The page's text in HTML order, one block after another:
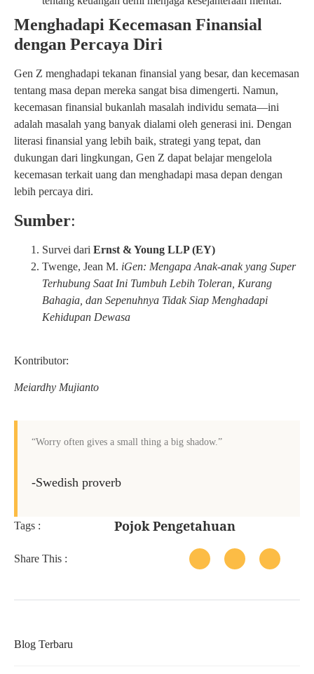
Menghadapi Kecemasan Finansial
dengan Percaya Diri
Gen Z menghadapi tekanan finansial yang besar, dan kecemasan
tentang masa depan mereka sangat bisa dimengerti. Namun,
kecemasan finansial bukanlah masalah individu semata—ini
adalah masalah yang banyak dialami oleh generasi ini. Dengan
literasi finansial yang lebih baik, strategi yang tepat, dan
dukungan dari lingkungan, Gen Z dapat belajar mengelola
kecemasan terkait uang dan menghadapi masa depan dengan
lebih percaya diri.
Sumber:
Survei dari Ernst & Young LLP (EY)
Twenge, Jean M. iGen: Mengapa Anak-anak yang Super
Terhubung Saat Ini Tumbuh Lebih Toleran, Kurang
Bahagia, dan Sepenuhnya Tidak Siap Menghadapi
Kehidupan Dewasa
Kontributor:
Meiardhy Mujianto
“Worry often gives a small thing a big shadow.”
-Swedish proverb
Tags : Pojok Pengetahuan
Share This :
Blog Terbaru